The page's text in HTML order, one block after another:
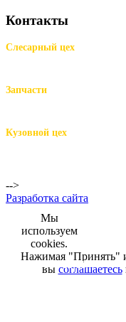
Контакты
Слесарный цех
+7 (812) 942-00-99
Запчасти
+7 (812) 918-80-40
Кузовной цех
+7 (812) 926-86-86
-->
Разработка сайта
Мы
используем
cookies.
Нажимая "Принять"
вы соглашаетесь